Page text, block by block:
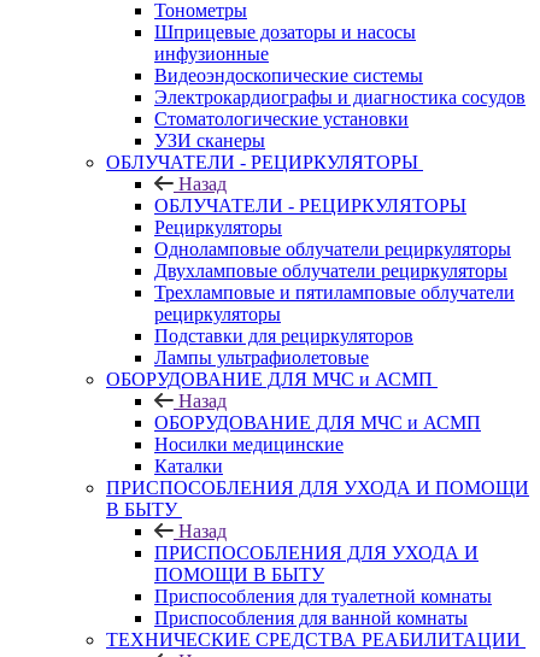
Тонометры
Шприцевые дозаторы и насосы
инфузионные
Видеоэндоскопические системы
Электрокардиографы и диагностика сосудов
Стоматологические установки
УЗИ сканеры
ОБЛУЧАТЕЛИ - РЕЦИРКУЛЯТОРЫ
Назад
ОБЛУЧАТЕЛИ - РЕЦИРКУЛЯТОРЫ
Рециркуляторы
Одноламповые облучатели рециркуляторы
Двухламповые облучатели рециркуляторы
Трехламповые и пятиламповые облучатели
рециркуляторы
Подставки для рециркуляторов
Лампы ультрафиолетовые
ОБОРУДОВАНИЕ ДЛЯ МЧС и АСМП
Назад
ОБОРУДОВАНИЕ ДЛЯ МЧС и АСМП
Носилки медицинские
Каталки
ПРИСПОСОБЛЕНИЯ ДЛЯ УХОДА И ПОМОЩИ
В БЫТУ
Назад
ПРИСПОСОБЛЕНИЯ ДЛЯ УХОДА И
ПОМОЩИ В БЫТУ
Приспособления для туалетной комнаты
Приспособления для ванной комнаты
ТЕХНИЧЕСКИЕ СРЕДСТВА РЕАБИЛИТАЦИИ